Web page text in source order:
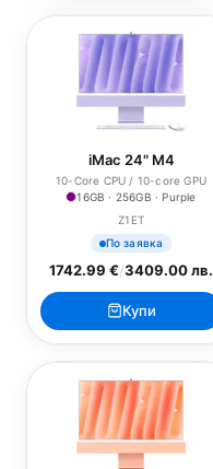
iMac 24" M4
10-Core CPU / 10-core GPU
16GB · 256GB · Purple
Z1ET
По заявка
1742.99 €/3409.00 лв.
Купи